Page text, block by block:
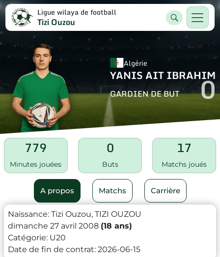
Ligue wilaya de football
Tizi Ouzou
Algérie
YANIS AIT IBRAHIM
GARDIEN DE BUT 0
779
Minutes jouées
0
Buts
17
Matchs joués
A propos Matchs Carrière
Naissance: Tizi Ouzou, TIZI OUZOU
dimanche 27 avril 2008 (18 ans)
Catégorie: U20
Date de fin de contrat: 2026-06-15